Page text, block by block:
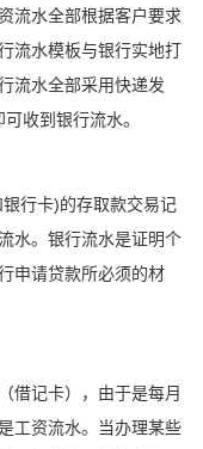
流水全部根据客户要求
流水模板与银行实地打
流水全部采用快递发
收到银行流水。
行卡)的存取款交易记
水。银行流水是证明个
申请贷款所必须的材
借记卡），由于是每月
工资流水。当办理某些